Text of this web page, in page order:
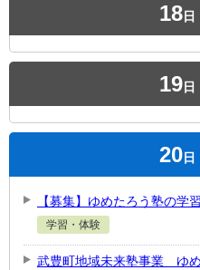
18日
19日
20日
【募集】ゆめたろう塾の学
学習・体験
武豊町地域未来塾事業 ゆ